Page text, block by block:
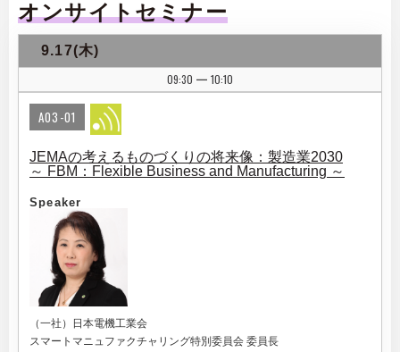
オンサイトセミナー
9.17(木)
09:30
| 10:10
A03-01
JEMAの考えるものづくりの将来像：製造業2030
～ FBM：Flexible Business and Manufacturing ～
Speaker
（一社）日本電機工業会
スマートマニュファクチャリング特別委員会 委員長